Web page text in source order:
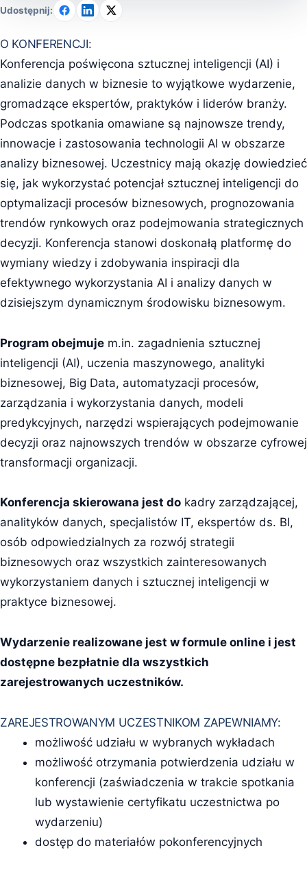
Udostępnij:
O KONFERENCJI:
Konferencja poświęcona sztucznej inteligencji (AI) i
analizie danych w biznesie to wyjątkowe wydarzenie,
gromadzące ekspertów, praktyków i liderów branży.
Podczas spotkania omawiane są najnowsze trendy,
innowacje i zastosowania technologii AI w obszarze
analizy biznesowej. Uczestnicy mają okazję dowiedzieć
się, jak wykorzystać potencjał sztucznej inteligencji do
optymalizacji procesów biznesowych, prognozowania
trendów rynkowych oraz podejmowania strategicznych
decyzji. Konferencja stanowi doskonałą platformę do
wymiany wiedzy i zdobywania inspiracji dla
efektywnego wykorzystania AI i analizy danych w
dzisiejszym dynamicznym środowisku biznesowym.
Program obejmuje m.in. zagadnienia sztucznej
inteligencji (AI), uczenia maszynowego, analityki
biznesowej, Big Data, automatyzacji procesów,
zarządzania i wykorzystania danych, modeli
predykcyjnych, narzędzi wspierających podejmowanie
decyzji oraz najnowszych trendów w obszarze cyfrowej
transformacji organizacji.
Konferencja skierowana jest do kadry zarządzającej,
analityków danych, specjalistów IT, ekspertów ds. BI,
osób odpowiedzialnych za rozwój strategii
biznesowych oraz wszystkich zainteresowanych
wykorzystaniem danych i sztucznej inteligencji w
praktyce biznesowej.
Wydarzenie realizowane jest w formule online i jest
dostępne bezpłatnie dla wszystkich
zarejestrowanych uczestników.
ZAREJESTROWANYM UCZESTNIKOM ZAPEWNIAMY:
możliwość udziału w wybranych wykładach
możliwość otrzymania potwierdzenia udziału w
konferencji (zaświadczenia w trakcie spotkania
lub wystawienie certyfikatu uczestnictwa po
wydarzeniu)
dostęp do materiałów pokonferencyjnych